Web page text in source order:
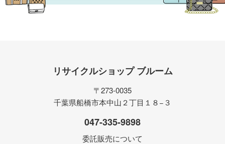
リサイクルショップ ブルーム
〒273-0035
千葉県船橋市本中山２丁目１８−３
047-335-9898
委託販売について